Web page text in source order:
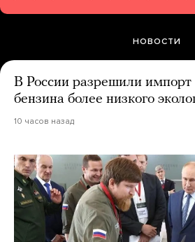
НОВОСТИ
В России разрешили импорт
бензина более низкого
10 часов назад